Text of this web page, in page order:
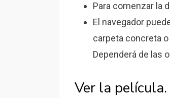
Para comenzar la
El navegador
carpeta concreta
Dependerá de las
Ver la película.